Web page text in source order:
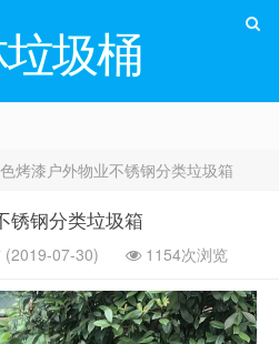
圾桶
烤漆户外物业不锈钢分类垃圾箱
锈钢分类垃圾箱
(2019-07-30) 1154次浏览